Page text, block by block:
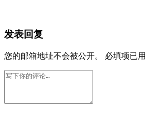
发表回复
您的邮箱地址不会被公开。 必填项已用